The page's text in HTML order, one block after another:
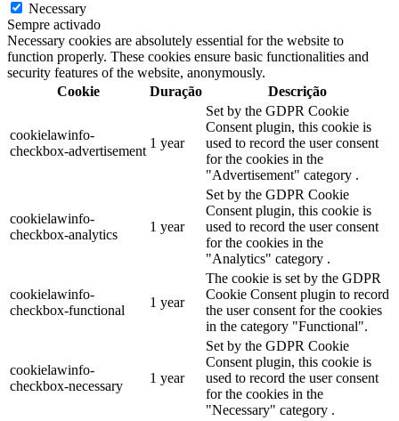
Necessary
Sempre activado
Necessary cookies are absolutely essential for the website to
function properly. These cookies ensure basic functionalities and
security features of the website, anonymously.
Cookie
Duração Descrição
cookielawinfo-
checkbox-advertisement
1 year
Set by the GDPR Cookie
Consent plugin, this cookie is
used to record the user consent
for the cookies in the
"Advertisement" category .
cookielawinfo-
checkbox-analytics
1 year
Set by the GDPR Cookie
Consent plugin, this cookie is
used to record the user consent
for the cookies in the
"Analytics" category .
cookielawinfo-
checkbox-functional
1 year
The cookie is set by the GDPR
Cookie Consent plugin to record
the user consent for the cookies
in the category "Functional".
cookielawinfo-
checkbox-necessary
1 year
Set by the GDPR Cookie
Consent plugin, this cookie is
used to record the user consent
for the cookies in the
"Necessary" category .